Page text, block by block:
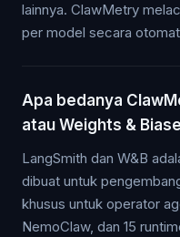
lainnya. ClawMetry
per model secara
Apa bedanya
atau Weights &
LangSmith dan W&B
dibuat untuk
khusus untuk operator
NemoClaw, dan 15